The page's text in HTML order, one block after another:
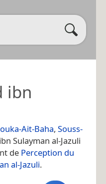
ibn
Ait-Baha, Souss-
Sulayman al-Jazuli
de Perception du
al-Jazuli.